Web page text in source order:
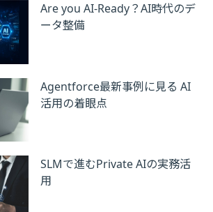
Are you AI-Ready？AI時代のデ
ータ整備
Agentforce最新事例に見る AI
活用の着眼点
SLMで進むPrivate AIの実務活
用